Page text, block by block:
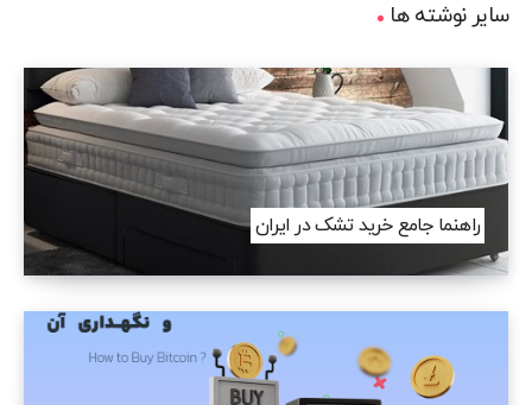
سایر نوشته ها
راهنما جامع خرید تشک در ایران